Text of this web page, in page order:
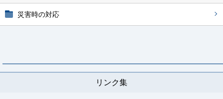
災害時の対応
リンク集